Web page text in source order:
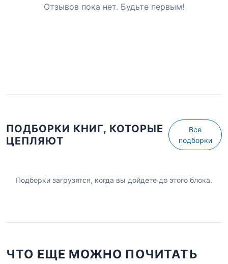
Отзывов пока нет. Будьте первым!
ПОДБОРКИ КНИГ, КОТОРЫЕ
ЦЕПЛЯЮТ
Все
подборки
Подборки загрузятся, когда вы дойдете до этого блока.
ЧТО ЕЩЕ МОЖНО ПОЧИТАТЬ